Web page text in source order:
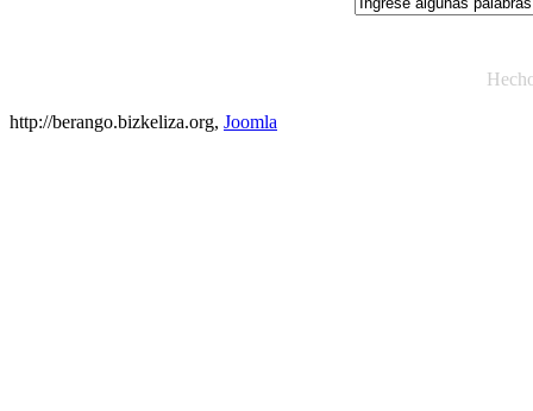
http://berango.bizkeliza.org, Joomla